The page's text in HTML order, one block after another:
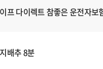
프 다이렉트 참좋은 운전자보
배추 8분